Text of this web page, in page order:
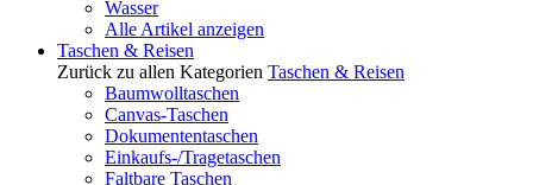
Wasser
Alle Artikel anzeigen
Taschen & Reisen
Zurück zu allen Kategorien Taschen & Reisen
Baumwolltaschen
Canvas-Taschen
Dokumententaschen
Einkaufs-/Tragetaschen
Faltbare Taschen